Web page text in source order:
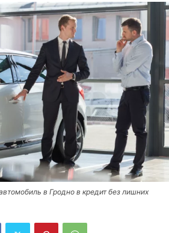
в Гродно в кредит без лишних